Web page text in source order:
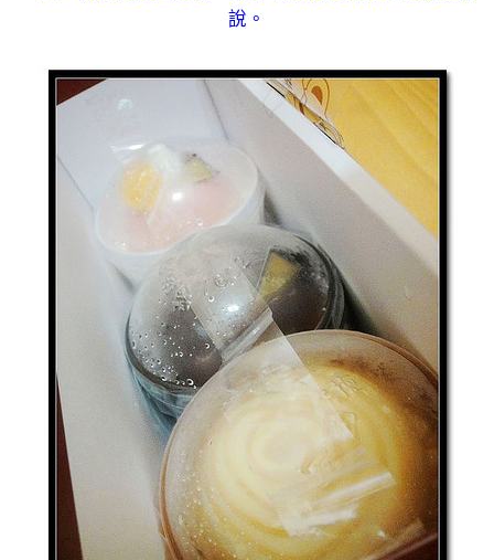
說。